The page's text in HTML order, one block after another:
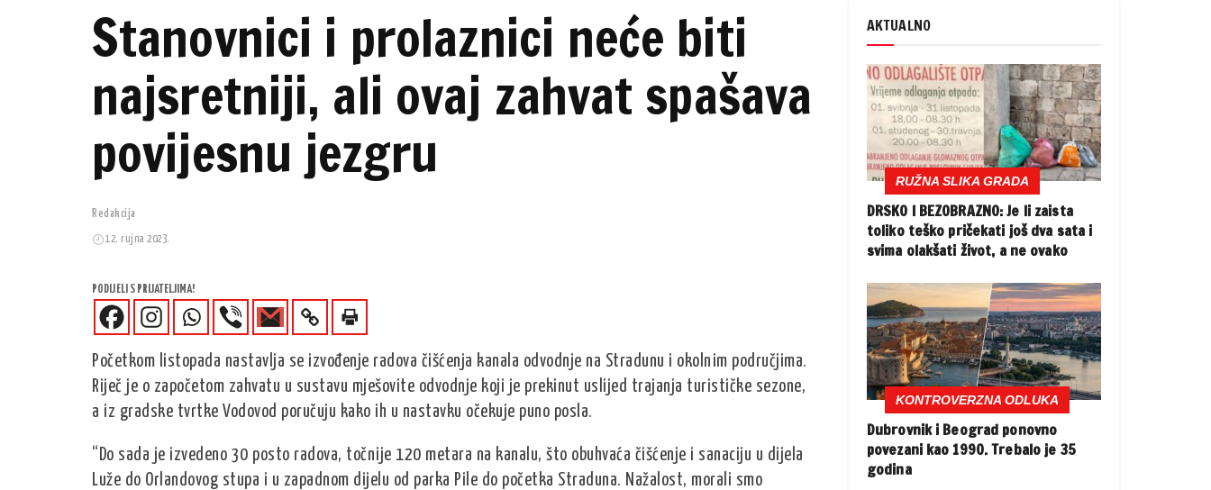
Stanovnici i prolaznici neće biti
najsretniji, ali ovaj zahvat spašava
povijesnu jezgru
Redakcija
12. rujna 2023.
PODIJELI S PRIJATELJIMA!
Početkom listopada nastavlja se izvođenje radova čišćenja kanala odvodnje na Stradunu i okolnim područjima.
Riječ je o započetom zahvatu u sustavu mješovite odvodnje koji je prekinut uslijed trajanja turističke sezone,
a iz gradske tvrtke Vodovod poručuju kako ih u nastavku očekuje puno posla.
“Do sada je izvedeno 30 posto radova, točnije 120 metara na kanalu, što obuhvaća čišćenje i sanaciju u dijela
Luže do Orlandovog stupa i u zapadnom dijelu od parka Pile do početka Straduna. Nažalost, morali smo
AKTUALNO
RUŽNA SLIKA GRADA
DRSKO I BEZOBRAZNO: Je li zaista
toliko teško pričekati još dva sata i
svima olakšati život, a ne ovako
KONTROVERZNA ODLUKA
Dubrovnik i Beograd ponovno
povezani kao 1990. Trebalo je 35
godina